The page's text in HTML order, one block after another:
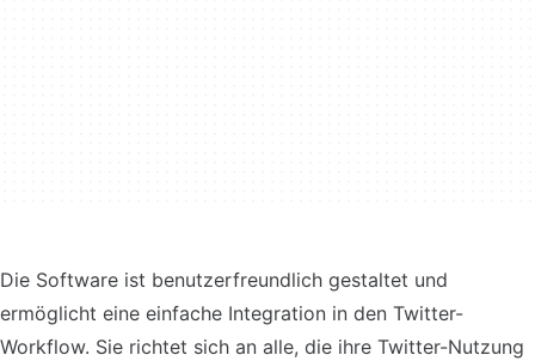
Die Software ist benutzerfreundlich gestaltet und
ermöglicht eine einfache Integration in den Twitter-
Workflow. Sie richtet sich an alle, die ihre Twitter-Nutzung